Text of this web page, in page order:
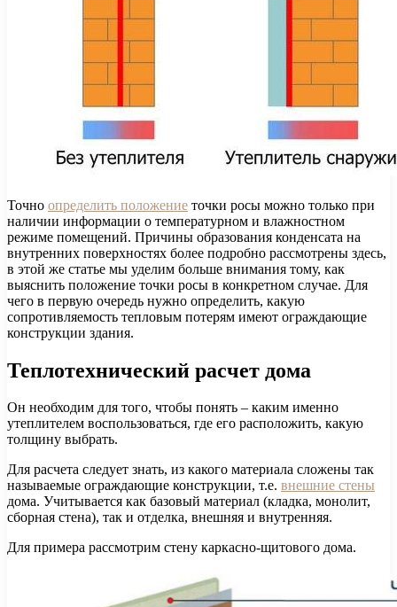
Точно определить положение точки росы можно только при
наличии информации о температурном и влажностном
режиме помещений. Причины образования конденсата на
внутренних поверхностях более подробно рассмотрены здесь,
в этой же статье мы уделим больше внимания тому, как
выяснить положение точки росы в конкретном случае. Для
чего в первую очередь нужно определить, какую
сопротивляемость тепловым потерям имеют ограждающие
конструкции здания.
Теплотехнический расчет дома
Он необходим для того, чтобы понять – каким именно
утеплителем воспользоваться, где его расположить, какую
толщину выбрать.
Для расчета следует знать, из какого материала сложены так
называемые ограждающие конструкции, т.е. внешние стены
дома. Учитывается как базовый материал (кладка, монолит,
сборная стена), так и отделка, внешняя и внутренняя.
Для примера рассмотрим стену каркасно-щитового дома.